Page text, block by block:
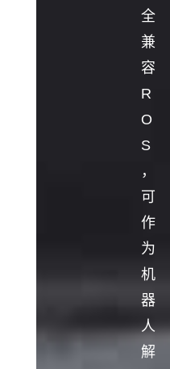
全
兼
容
R
O
S
，
可
作
为
机
器
人
解